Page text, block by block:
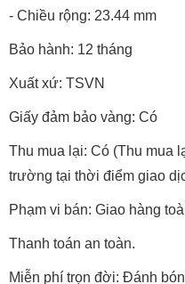
- Chiều rộng: 23.44 mm
Bảo hành: 12 tháng
Xuất xứ: TSVN
Giấy đảm bảo vàng: Có
Thu mua lại: Có (Thu mua
trường tại thời điểm giao
Phạm vi bán: Giao hàng
Thanh toán an toàn.